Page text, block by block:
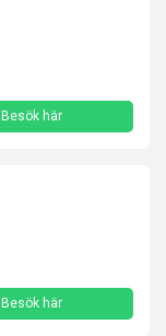
Besök här
Besök här